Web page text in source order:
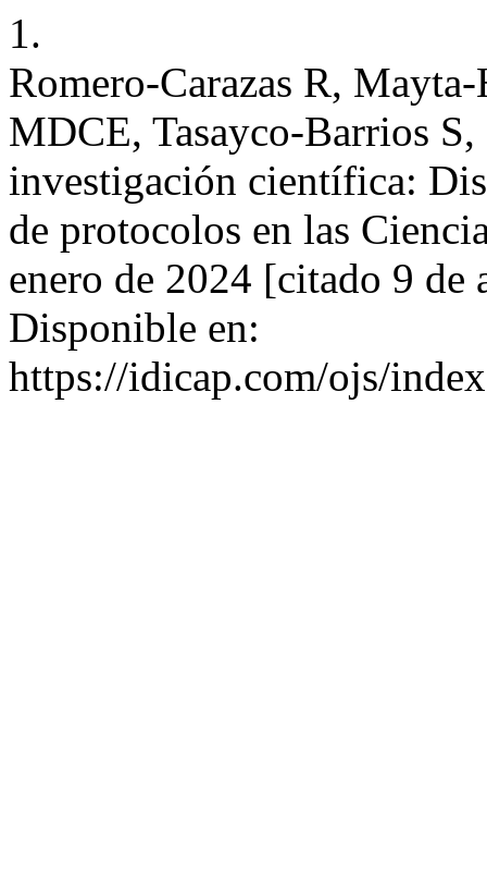
1.
Romero-Carazas R,
MDCE, Tasayco-Barrios
investigación científica:
de protocolos en las
enero de 2024 [citado 9 de
Disponible en:
https://idicap.com/ojs/